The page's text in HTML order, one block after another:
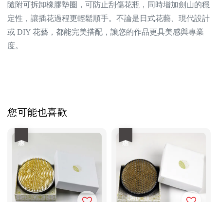
隨附可拆卸橡膠墊圈，可防止刮傷花瓶，同時增加劍山的穩
定性，讓插花過程更輕鬆順手。不論是日式花藝、現代設計
或 DIY 花藝，都能完美搭配，讓您的作品更具美感與專業
度。
您可能也喜歡